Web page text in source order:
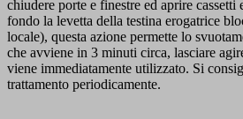
chiudere porte e finestre ed aprire cassetti
fondo la levetta della testina erogatrice
locale), questa azione permette lo
che avviene in 3 minuti circa, lasciare
viene immediatamente utilizzato. Si
trattamento periodicamente.